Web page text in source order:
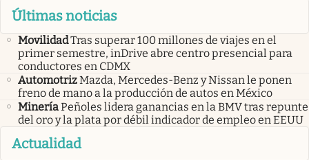
Últimas noticias
MovilidadTras superar 100 millones de viajes en el
primer semestre, inDrive abre centro presencial para
conductores en CDMX
AutomotrizMazda, Mercedes-Benz y Nissan le ponen
freno de mano a la producción de autos en México
MineríaPeñoles lidera ganancias en la BMV tras repunte
del oro y la plata por débil indicador de empleo en EEUU
Actualidad